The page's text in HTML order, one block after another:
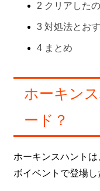
2 クリアした
3 対処法とお
4 まとめ
ホーキン
ード？
ホーキンスハント
ボイベントで登場し